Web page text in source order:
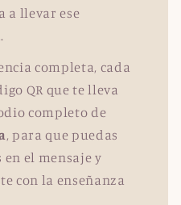
a llevar ese
completa, cada
QR que te lleva
completo de
, para que puedas
el mensaje y
con la enseñanza